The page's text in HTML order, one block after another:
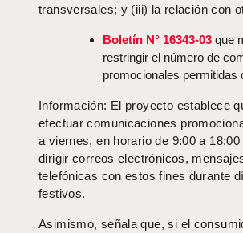
transversales; y (iii) la relación con
Boletín N° 16343-03 que
restringir el número de
promocionales permitidas
Información: El proyecto establece
efectuar comunicaciones
a viernes, en horario de 9:00 a
dirigir correos electrónicos,
telefónicas con estos fines durante
festivos.
Asimismo, señala que, si el